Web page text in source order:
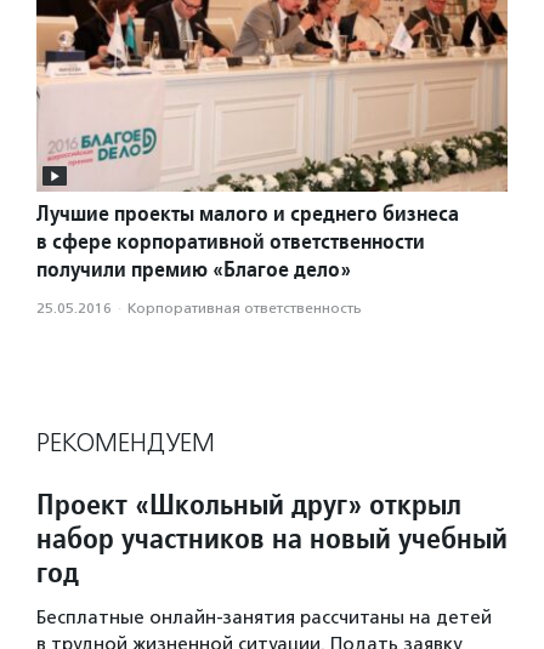
Лучшие проекты малого и среднего бизнеса
в сфере корпоративной ответственности
получили премию «Благое дело»
25.05.2016 · Корпоративная ответственность
РЕКОМЕНДУЕМ
Проект «Школьный друг» открыл
набор участников на новый учебный
год
Бесплатные онлайн-занятия рассчитаны на детей